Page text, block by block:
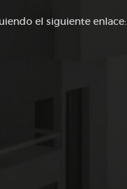
el siguiente enlace: